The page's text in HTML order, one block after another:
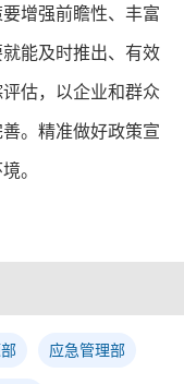
增强前瞻性、丰富
能及时推出、有效
估，以企业和群众
。精准做好政策宣
。
应急管理部